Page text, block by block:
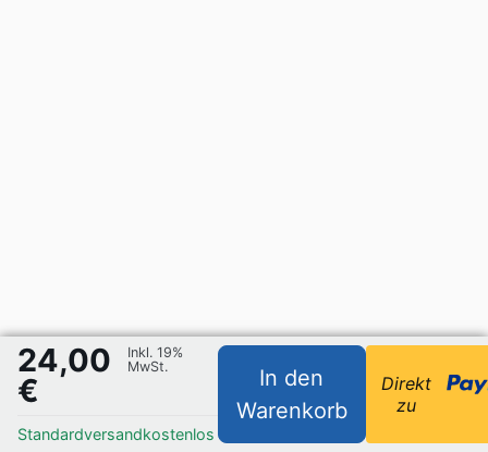
24,00
€
Inkl. 19%
MwSt.
Standardversandkostenlos
In den
Warenkorb
Direkt
zu